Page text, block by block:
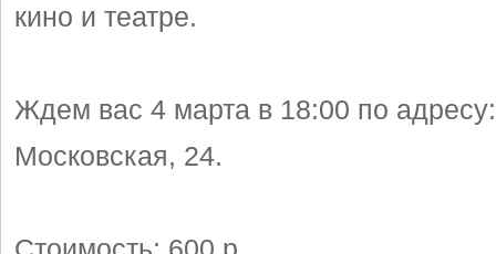
кино и театре.
Ждем вас 4 марта в 18:00 по
Московская, 24.